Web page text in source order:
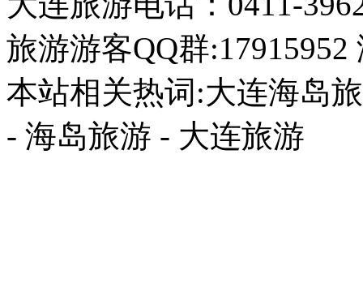
旅游游客QQ群
本站相关热词:大连海岛
- 海岛旅游 - 大连旅游